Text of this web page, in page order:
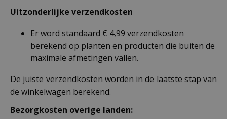
Uitzonderlijke verzendkosten
Er word standaard € 4,99 verzendkosten
berekend op planten en producten die buiten de
maximale afmetingen vallen.
De juiste verzendkosten worden in de laatste stap van
de winkelwagen berekend.
Bezorgkosten overige landen: